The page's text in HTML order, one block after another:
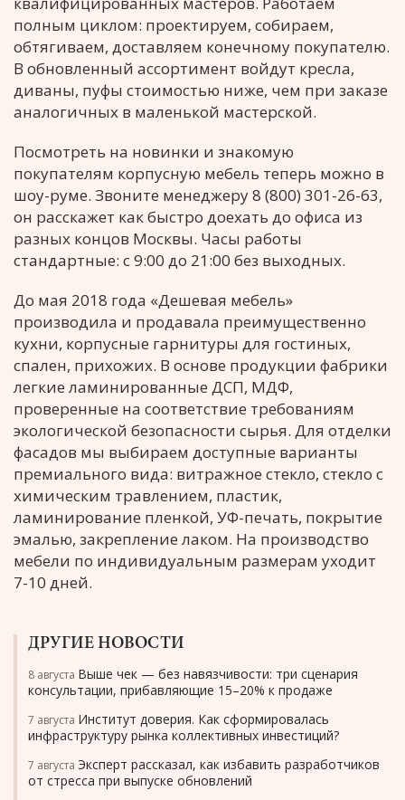
полным циклом: проектируем, собираем,
обтягиваем, доставляем конечному покупателю.
В обновленный ассортимент войдут кресла,
диваны, пуфы стоимостью ниже, чем при заказе
аналогичных в маленькой мастерской.
Посмотреть на новинки и знакомую
покупателям корпусную мебель теперь можно в
шоу-руме. Звоните менеджеру 8 (800) 301-26-63,
он расскажет как быстро доехать до офиса из
разных концов Москвы. Часы работы
стандартные: с 9:00 до 21:00 без выходных.
До мая 2018 года «Дешевая мебель»
производила и продавала преимущественно
кухни, корпусные гарнитуры для гостиных,
спален, прихожих. В основе продукции фабрики
легкие ламинированные ДСП, МДФ,
проверенные на соответствие требованиям
экологической безопасности сырья. Для отделки
фасадов мы выбираем доступные варианты
премиального вида: витражное стекло, стекло с
химическим травлением, пластик,
ламинирование пленкой, УФ-печать, покрытие
эмалью, закрепление лаком. На производство
мебели по индивидуальным размерам уходит
7-10 дней.
ДРУГИЕ НОВОСТИ
8 августа Выше чек — без навязчивости: три сценария
консультации, прибавляющие 15–20% к продаже
7 августа Институт доверия. Как сформировалась
инфраструктуру рынка коллективных инвестиций?
7 августа Эксперт рассказал, как избавить разработчиков
от стресса при выпуске обновлений